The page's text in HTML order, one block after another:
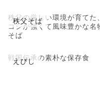
秩父そば
秩父の厳しい環境が育てた、
コシが強くて風味豊かな名
そば
えびし
戦国伝承の素朴な保存食